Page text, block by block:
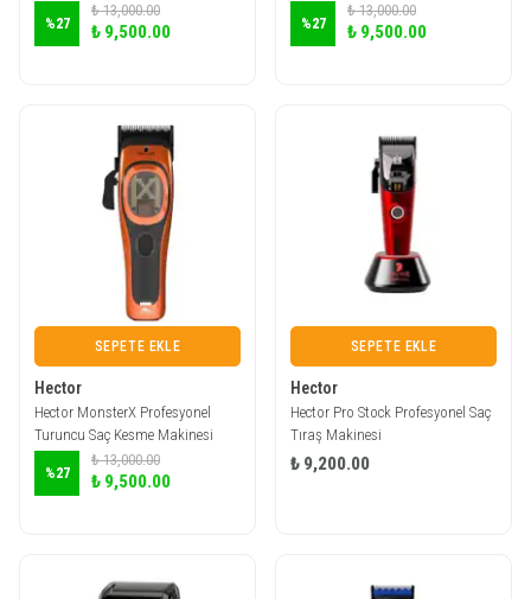
%27
₺ 13,000.00
₺ 9,500.00 %27
₺ 13,000.00
₺ 9,500.00
SEPETE EKLE
Hector
Hector MonsterX Profesyonel
Turuncu Saç Kesme Makinesi
%27
₺ 13,000.00
₺ 9,500.00
SEPETE EKLE
Hector
Hector Pro Stock Profesyonel Saç
Tıraş Makinesi
₺ 9,200.00